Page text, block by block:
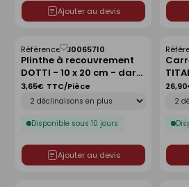
Ajouter au devis
Plinthe à recouvrement
DOTTI - 10 x 20 cm - dark
grey
Référence :30065710
Disponible sous 10 jours
3,65€ TTC/Pièce
Ajouter au devis
Enregistrer
comme
liste